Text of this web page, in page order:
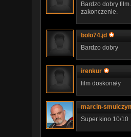
Bardzo dobry
zakonczenie.
bolo74.jd
Bardzo dobry
irenkur
film doskonały
marcin-
Super kino 10/10